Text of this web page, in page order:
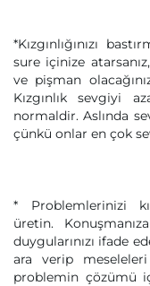
*Kızgınlığınızı
sure içinize
ve pişman
Kızgınlık sevgiyi
normaldir. Aslında
çünkü onlar en çok
* Problemlerinizi
üretin.
duygularınızı ifade
ara verip
problemin çözümü